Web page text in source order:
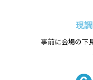
現
事前に会場の下